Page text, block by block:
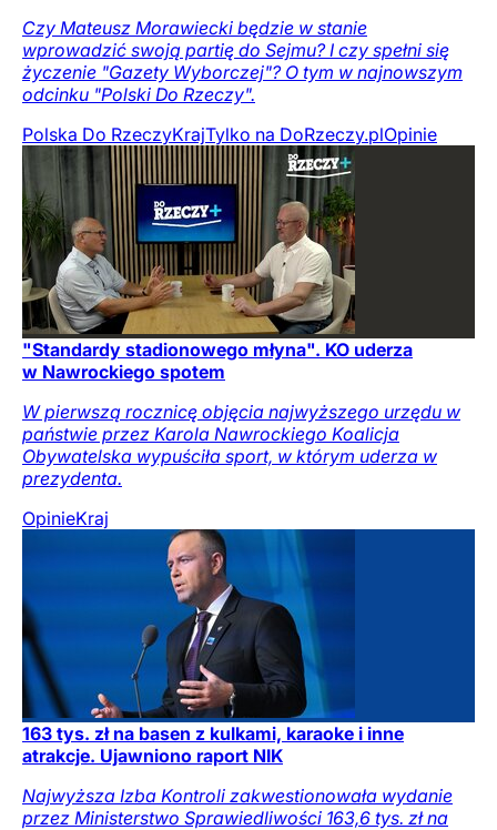
Czy Mateusz Morawiecki będzie w stanie
wprowadzić swoją partię do Sejmu? I czy spełni się
życzenie "Gazety Wyborczej"? O tym w najnowszym
odcinku "Polski Do Rzeczy".
Polska Do RzeczyKrajTylko na DoRzeczy.plOpinie
"Standardy stadionowego młyna". KO uderza
w Nawrockiego spotem
W pierwszą rocznicę objęcia najwyższego urzędu w
państwie przez Karola Nawrockiego Koalicja
Obywatelska wypuściła sport, w którym uderza w
prezydenta.
OpinieKraj
163 tys. zł na basen z kulkami, karaoke i inne
atrakcje. Ujawniono raport NIK
Najwyższa Izba Kontroli zakwestionowała wydanie
przez Ministerstwo Sprawiedliwości 163,6 tys. zł na